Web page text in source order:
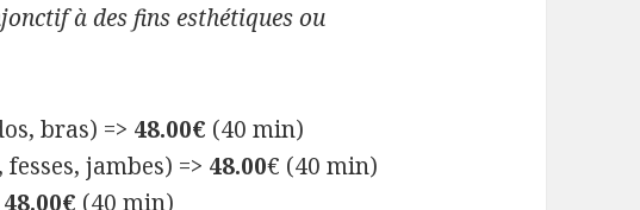
à des fins esthétiques ou
bras) => 48.00€ (40 min)
jambes) => 48.00€ (40 min)
48.00€ (40 min)